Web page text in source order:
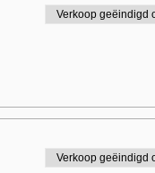
Verkoop geëindigd
Verkoop geëindigd